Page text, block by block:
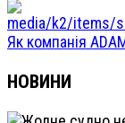
Як компанія
НОВИНИ